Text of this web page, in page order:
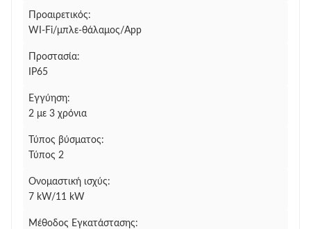
Προαιρετικός:
WI-Fi/μπλε-θάλαμος/App
Προστασία:
IP65
Εγγύηση:
2 με 3 χρόνια
Τύπος βύσματος:
Τύπος 2
Ονομαστική ισχύς:
7 kW/11 kW
Μέθοδος Εγκατάστασης: